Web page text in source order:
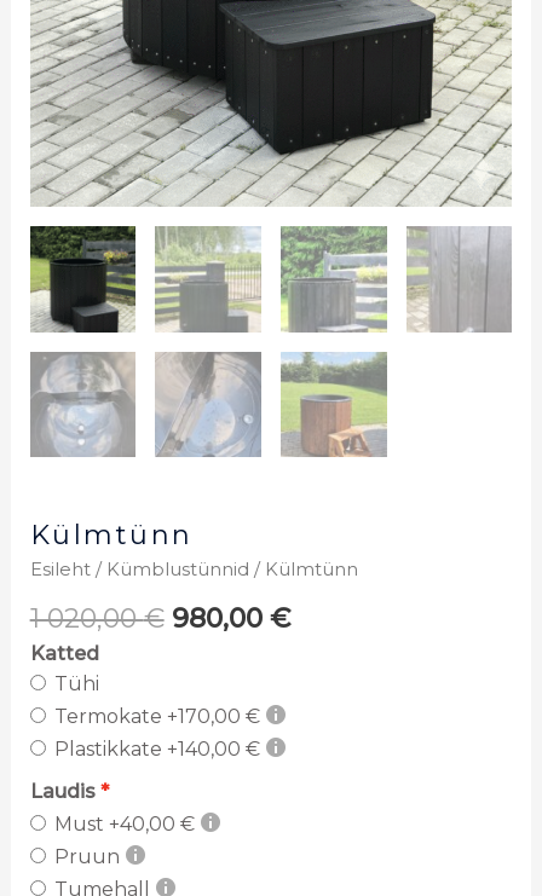
Külmtünn
Esileht/ Kümblustünnid / Külmtünn
1 020,00€ 980,00 €
Katted
Tühi
Termokate +170,00 €
Plastikkate +140,00 €
Laudis
Must +40,00 €
Pruun
Tumehall